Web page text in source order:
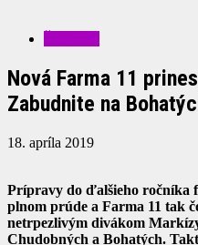
Nová Farma 11
Zabudnite na
18. apríla 2019
Prípravy do ďalšieho ročníka
plnom prúde a Farma 11 tak
netrpezlivým divákom
Chudobných a Bohatých.